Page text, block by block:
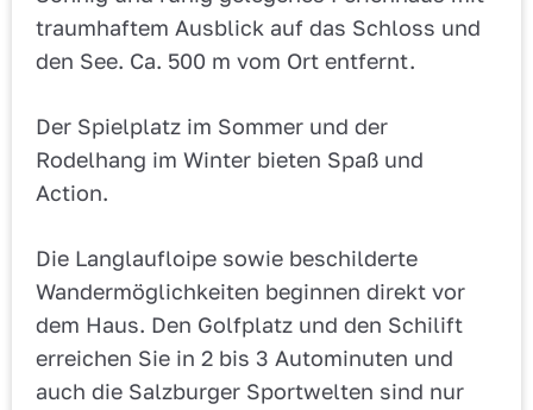
traumhaftem Ausblick auf das Schloss und
den See. Ca. 500 m vom Ort entfernt.
Der Spielplatz im Sommer und der
Rodelhang im Winter bieten Spaß und
Action.
Die Langlaufloipe sowie beschilderte
Wandermöglichkeiten beginnen direkt vor
dem Haus. Den Golfplatz und den Schilift
erreichen Sie in 2 bis 3 Autominuten und
auch die Salzburger Sportwelten sind nur